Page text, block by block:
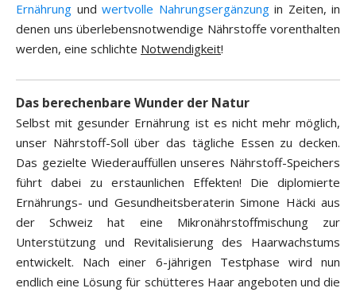
Ernährung und wertvolle Nahrungsergänzungin Zeiten, in
denen uns überlebensnotwendige Nährstoffe vorenthalten
werden, eine schlichte Notwendigkeit!
Das berechenbare Wunder der Natur
Selbst mit gesunder Ernährung ist es nicht mehr möglich,
unser Nährstoff-Soll über das tägliche Essen zu decken.
Das gezielte Wiederauffüllen unseres Nährstoff-Speichers
führt dabei zu erstaunlichen Effekten! Die diplomierte
Ernährungs- und Gesundheitsberaterin Simone Häcki aus
der Schweiz hat eine Mikronährstoffmischung zur
Unterstützung und Revitalisierung des Haarwachstums
entwickelt. Nach einer 6-jährigen Testphase wird nun
endlich eine Lösung für schütteres Haar angeboten und die